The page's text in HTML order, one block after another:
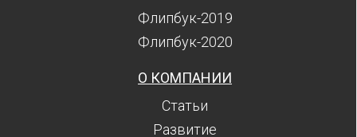
Флипбук-2019
Флипбук-2020
О КОМПАНИИ
Статьи
Развитие